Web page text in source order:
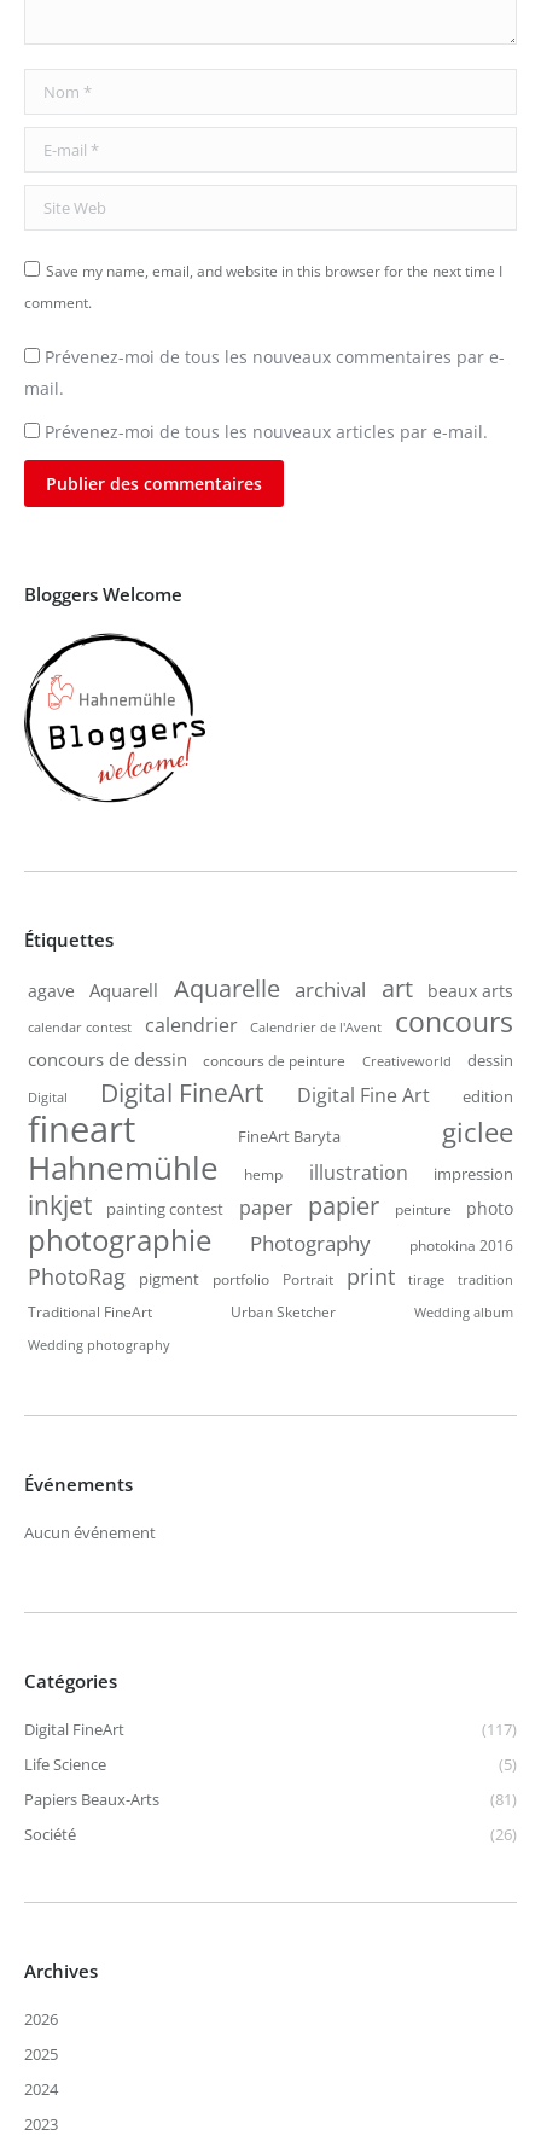
Nom *
E-mail *
Site Web
Save my name, email, and website in this browser for the next time I
comment.
Prévenez-moi de tous les nouveaux commentaires par e-
mail.
Prévenez-moi de tous les nouveaux articles par e-mail.
Publier des commentaires
Bloggers Welcome
Étiquettes
agave Aquarell Aquarelle archival art beaux arts
calendar contest calendrier Calendrier de l'Avent concours
concours de dessin concours de peinture Creativeworld dessin
Digital Digital FineArt Digital Fine Art edition
fineart FineArt Baryta giclee
Hahnemühle hemp illustration impression
inkjet painting contest paper papier peinture photo
photographie Photography photokina 2016
PhotoRag pigment portfolio Portrait print tirage tradition
Traditional FineArt Urban Sketcher
Wedding album
Wedding photography
Événements
Aucun événement
Catégories
Digital FineArt
(117)
Life Science
(5)
Papiers Beaux-Arts
(81)
Société
(26)
Archives
2026
2025
2024
2023